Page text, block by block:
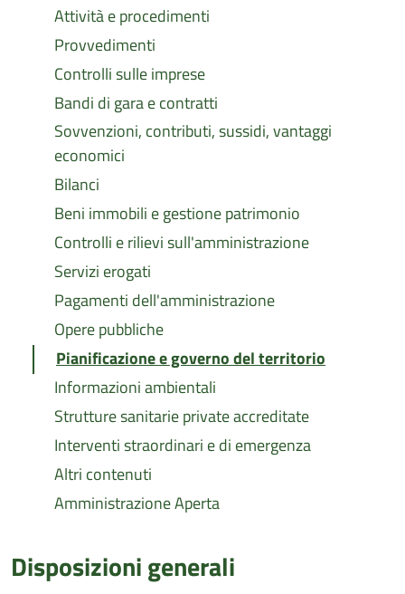
Attività e procedimenti
Provvedimenti
Controlli sulle imprese
Bandi di gara e contratti
Sovvenzioni, contributi, sussidi, vantaggi
economici
Bilanci
Beni immobili e gestione patrimonio
Controlli e rilievi sull'amministrazione
Servizi erogati
Pagamenti dell'amministrazione
Opere pubbliche
Pianificazione e governo del territorio
Informazioni ambientali
Strutture sanitarie private accreditate
Interventi straordinari e di emergenza
Altri contenuti
Amministrazione Aperta
Disposizioni generali